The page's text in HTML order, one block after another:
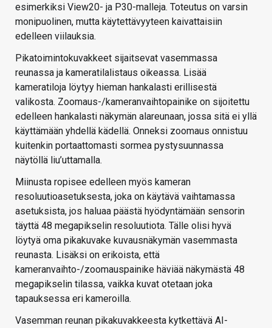
esimerkiksi View20- ja P30-malleja. Toteutus on varsin
monipuolinen, mutta käytettävyyteen kaivattaisiin
edelleen viilauksia.
Pikatoimintokuvakkeet sijaitsevat vasemmassa
reunassa ja kameratilalistaus oikeassa. Lisää
kameratiloja löytyy hieman hankalasti erillisestä
valikosta. Zoomaus-/kameranvaihtopainike on sijoitettu
edelleen hankalasti näkymän alareunaan, jossa sitä ei yllä
käyttämään yhdellä kädellä. Onneksi zoomaus onnistuu
kuitenkin portaattomasti sormea pystysuunnassa
näytöllä liu’uttamalla.
Miinusta ropisee edelleen myös kameran
resoluutioasetuksesta, joka on käytävä vaihtamassa
asetuksista, jos haluaa päästä hyödyntämään sensorin
täyttä 48 megapikselin resoluutiota. Tälle olisi hyvä
löytyä oma pikakuvake kuvausnäkymän vasemmasta
reunasta. Lisäksi on erikoista, että
kameranvaihto-/zoomauspainike häviää näkymästä 48
megapikselin tilassa, vaikka kuvat otetaan joka
tapauksessa eri kameroilla.
Vasemman reunan pikakuvakkeesta kytkettävä AI-